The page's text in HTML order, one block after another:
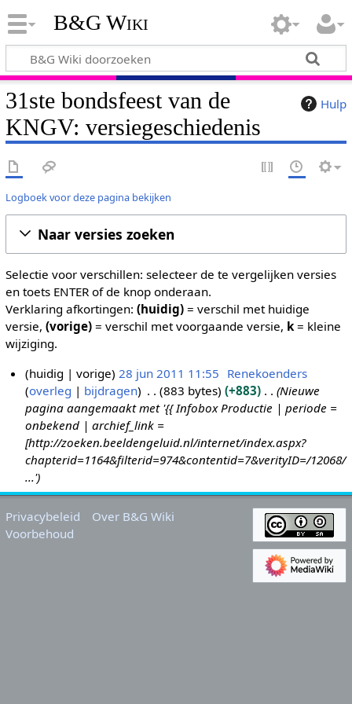
B&G Wiki
Hulp
31ste bondsfeest van de
KNGV: versiegeschiedenis
Logboek voor deze pagina bekijken
Naar versies zoeken
Selectie voor verschillen: selecteer de te vergelijken versies
en toets ENTER of de knop onderaan.
Verklaring afkortingen: (huidig)= verschil met huidige
versie, (vorige)= verschil met voorgaande versie, k= kleine
wijziging.
0
1
1
huidig vorige 28 jun 2011 11:55 Renekoenders
overleg
bijdragen 883 bytes +883
Nieuwe
pagina aangemaakt met '{{ Infobox Productie | periode =
onbekend | archief_link =
[http://zoeken.beeldengeluid.nl/internet/index.aspx?
chapterid=1164&filterid=974&contentid=7&verityID=/12068/
...'
Privacybeleid
Over B&G Wiki
Voorbehoud